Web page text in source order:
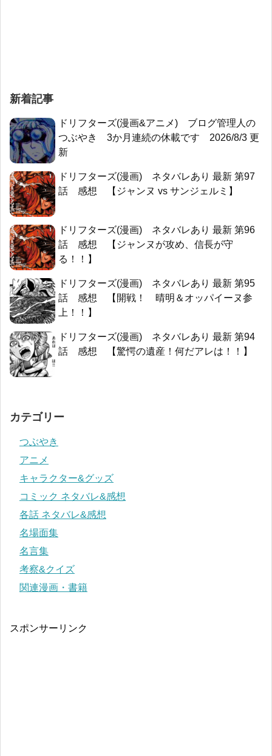
新着記事
ドリフターズ(漫画&アニメ) ブログ管理人の
つぶやき 3か月連続の休載です 2026/8/3 更
新
ドリフターズ(漫画) ネタバレあり 最新 第97
話 感想 【ジャンヌ vs サンジェルミ】
ドリフターズ(漫画) ネタバレあり 最新 第96
話 感想 【ジャンヌが攻め、信長が守
る！！】
ドリフターズ(漫画) ネタバレあり 最新 第95
話 感想 【開戦！ 晴明＆オッパイーヌ参
上！！】
ドリフターズ(漫画) ネタバレあり 最新 第94
話 感想 【驚愕の遺産！何だアレは！！】
カテゴリー
つぶやき
アニメ
キャラクター&グッズ
コミック ネタバレ&感想
各話 ネタバレ&感想
名場面集
名言集
考察&クイズ
関連漫画・書籍
スポンサーリンク